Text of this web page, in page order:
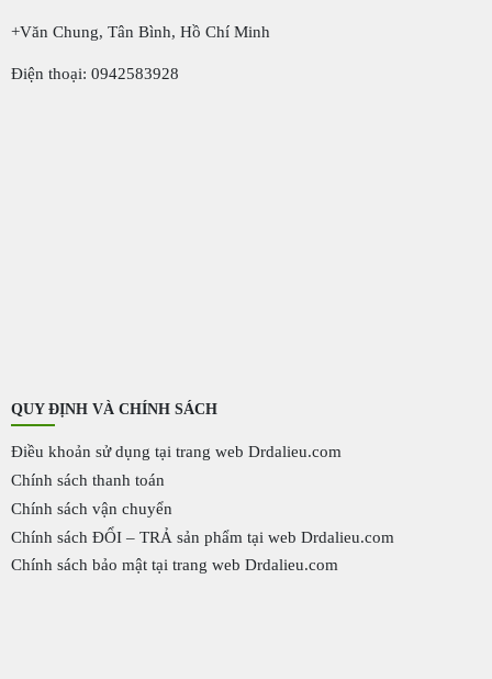
+Văn Chung, Tân Bình, Hồ Chí Minh
Điện thoại: 0942583928
QUY ĐỊNH VÀ CHÍNH SÁCH
Điều khoản sử dụng tại trang web Drdalieu.com
Chính sách thanh toán
Chính sách vận chuyển
Chính sách ĐỔI – TRẢ sản phẩm tại web Drdalieu.com
Chính sách bảo mật tại trang web Drdalieu.com